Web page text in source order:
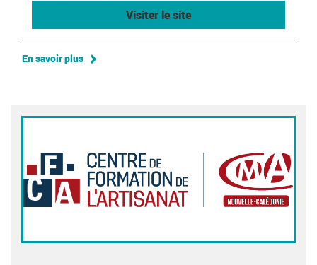
Visiter le site
En savoir plus